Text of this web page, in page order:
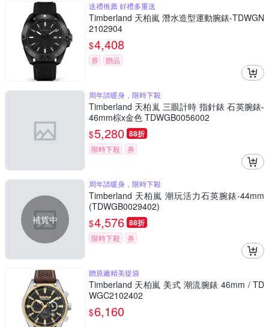
送禮推薦 好禮多重送
Timberland 天柏嵐 潛水造型運動腕錶-TDWGN
2102904
$4,408
券 贈品
周年請暖身，限時下殺
Timberland 天柏嵐 三眼計時 指針錶 石英腕錶-
46mm棕x金色 TDWGB0056002
$5,280 88折
限時下殺 券
補貨中
周年請暖身，限時下殺
Timberland 天柏嵐 潮玩活力石英腕錶-44mm
(TDWGB0029402)
$4,576 88折
限時下殺 券
贈原廠精美提袋
Timberland 天柏嵐 美式 潮流腕錶 46mm / TD
WGC2102402
$6,160